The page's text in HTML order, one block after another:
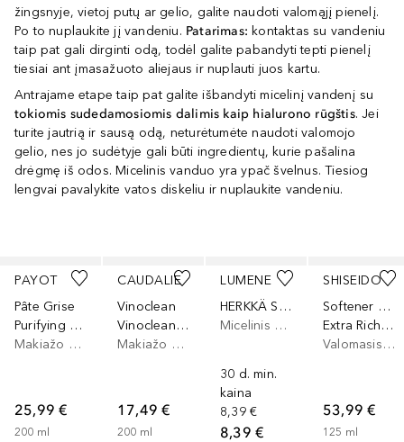
žingsnyje, vietoj putų ar gelio, galite naudoti valomąjį pienelį.
Po to nuplaukite jį vandeniu. Patarimas: kontaktas su vandeniu
taip pat gali dirginti odą, todėl galite pabandyti tepti pienelį
tiesiai ant įmasažuoto aliejaus ir nuplauti juos kartu.
Antrajame etape taip pat galite išbandyti micelinį vandenį su
tokiomis sudedamosiomis dalimis kaip hialurono rūgštis. Jei
turite jautrią ir sausą odą, neturėtumėte naudoti valomojo
gelio, nes jo sudėtyje gali būti ingredientų, kurie pašalina
drėgmę iš odos. Micelinis vanduo yra ypač švelnus. Tiesiog
lengvai pavalykite vatos diskeliu ir nuplaukite vandeniu.
PAYOT
Pâte Grise
Purifying Cleansing Micellar Water
Makiažo valiklis
25,99 €
200 ml
CAUDALIE
Vinoclean
Vinoclean Micellar Cleansing Water
Makiažo valiklis
17,49 €
200 ml
LUMENE
HERKKÄ Soothing Micellar Water
Micelinis makiažo valiklis
30 d. min.
kaina
8,39 €
8,39 €
SHISEIDO
Softener & Balancing Lotion
Extra Rich Cleansing Milk
Valomasis veido pienelis
53,99 €
125 ml